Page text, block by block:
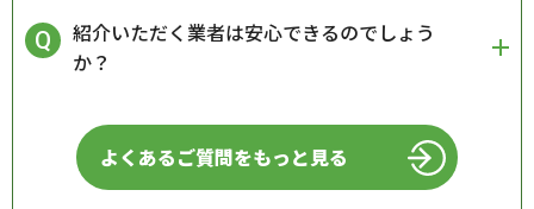
紹介いただく業者は安心できるのでしょう
か？
よくあるご質問をもっと見る